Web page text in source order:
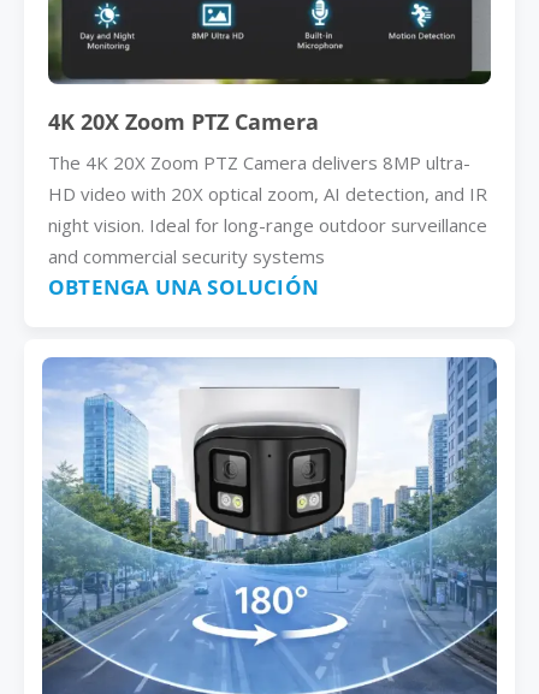
4K 20X Zoom PTZ Camera
The 4K 20X Zoom PTZ Camera delivers 8MP ultra-
HD video with 20X optical zoom, AI detection, and IR
night vision. Ideal for long-range outdoor surveillance
and commercial security systems
OBTENGA UNA SOLUCIÓN